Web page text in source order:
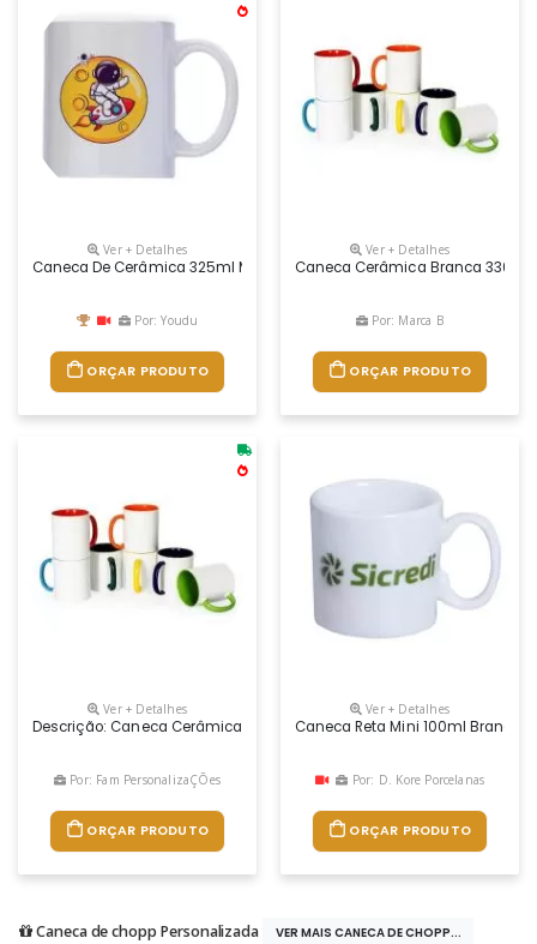
Ver + Detalhes
Caneca De Cerâmica 325ml Modelo Premium 100% Colorida.
Por: Youdu
ORÇAR PRODUTO
Ver + Detalhes
Caneca Cerâmica Branca 330ml
Por: Marca B
ORÇAR PRODUTO
Ver + Detalhes
Descrição: Caneca Cerâmica De 330ml Branca, Ideal Para
Por: Fam PersonalizaÇÕes
ORÇAR PRODUTO
Ver + Detalhes
Caneca Reta Mini 100ml Branca
Por: D. Kore Porcelanas
ORÇAR PRODUTO
Caneca de chopp Personalizada VER MAIS CANECA DE CHOPP...